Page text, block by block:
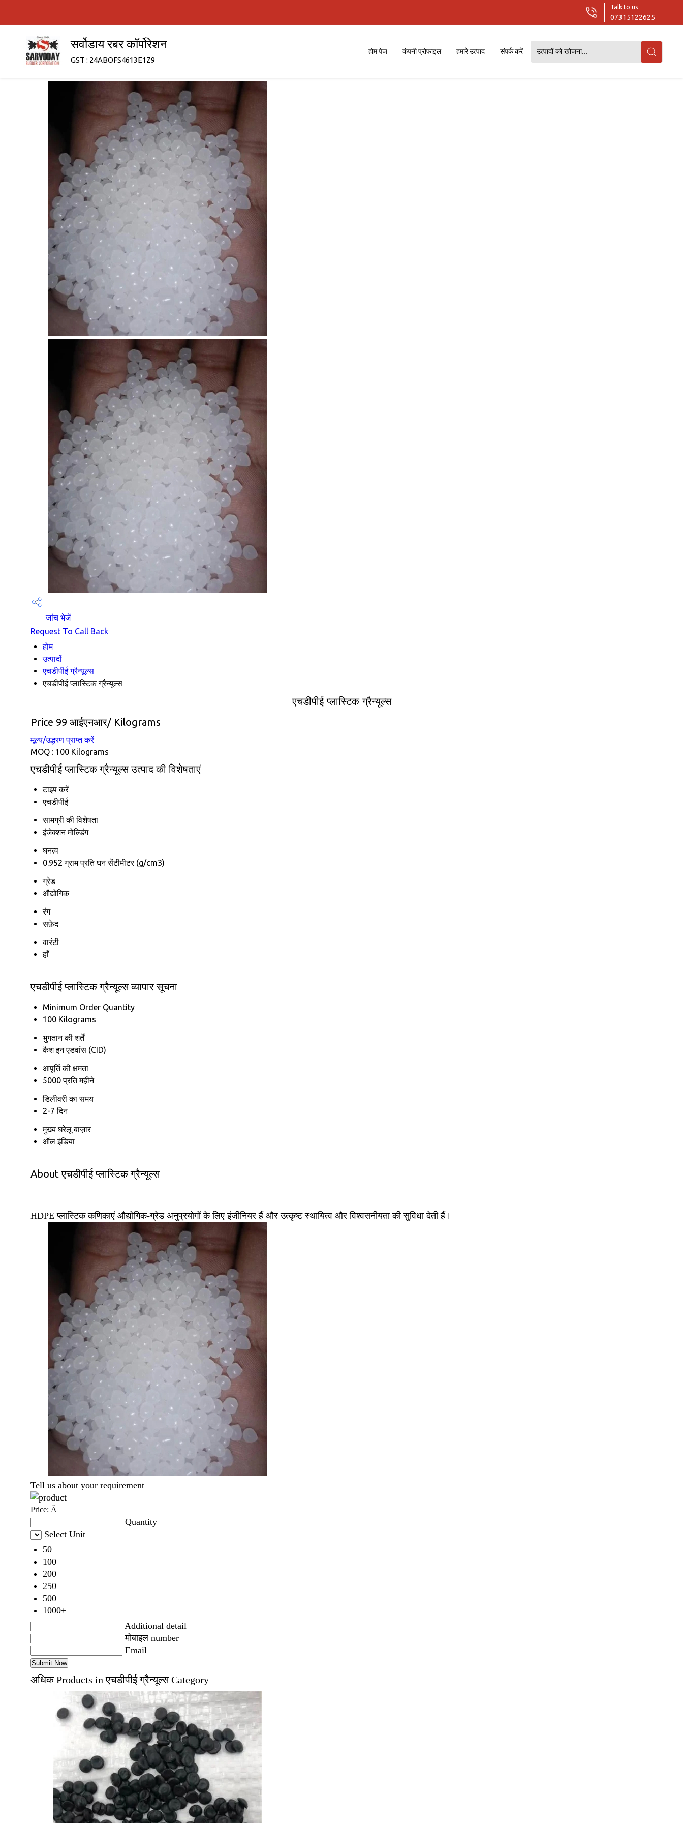
Talk to us
07315122625
सर्वोडाय रबर कॉर्पोरेशन
GST : 24ABOFS4613E1Z9
होम पेज कंपनी प्रोफाइल हमारे उत्पाद संपर्क करें
जांच भेजें
Request To Call Back
होम
उत्पादों
एचडीपीई ग्रैन्यूल्स
एचडीपीई प्लास्टिक ग्रैन्यूल्स
एचडीपीई प्लास्टिक ग्रैन्यूल्स
Price 99 आईएनआर/ Kilograms
मूल्य/उद्धरण प्राप्त करें
MOQ : 100 Kilograms
एचडीपीई प्लास्टिक ग्रैन्यूल्स उत्पाद की विशेषताएं
टाइप करें
एचडीपीई
सामग्री की विशेषता
इंजेक्शन मोल्डिंग
घनत्व
0.952 ग्राम प्रति घन सेंटीमीटर (g/cm3)
ग्रेड
औद्योगिक
रंग
सफ़ेद
वारंटी
हाँ
एचडीपीई प्लास्टिक ग्रैन्यूल्स व्यापार सूचना
Minimum Order Quantity
100 Kilograms
भुगतान की शर्तें
कैश इन एडवांस (CID)
आपूर्ति की क्षमता
5000 प्रति महीने
डिलीवरी का समय
2-7 दिन
मुख्य घरेलू बाज़ार
ऑल इंडिया
About एचडीपीई प्लास्टिक ग्रैन्यूल्स
HDPE प्लास्टिक कणिकाएं औद्योगिक-ग्रेड अनुप्रयोगों के लिए इंजीनियर हैं और उत्कृष्ट स्थायित्व और विश्वसनीयता की सुविधा देती हैं।
Tell us about your requirement
Price: Â
Quantity
Select Unit
50
100
200
250
500
1000+
Additional detail
मोबाइल number
Email
अधिक Products in एचडीपीई ग्रैन्यूल्स Category